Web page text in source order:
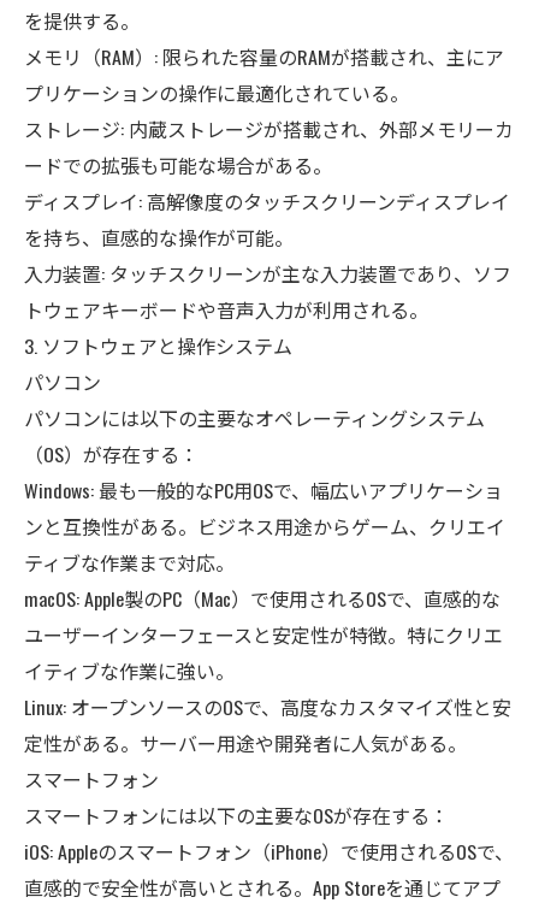
を提供する。
メモリ（RAM）: 限られた容量のRAMが搭載され、主にア
プリケーションの操作に最適化されている。
ストレージ: 内蔵ストレージが搭載され、外部メモリーカ
ードでの拡張も可能な場合がある。
ディスプレイ: 高解像度のタッチスクリーンディスプレイ
を持ち、直感的な操作が可能。
入力装置: タッチスクリーンが主な入力装置であり、ソフ
トウェアキーボードや音声入力が利用される。
3. ソフトウェアと操作システム
パソコン
パソコンには以下の主要なオペレーティングシステム
（OS）が存在する：
Windows: 最も一般的なPC用OSで、幅広いアプリケーショ
ンと互換性がある。ビジネス用途からゲーム、クリエイ
ティブな作業まで対応。
macOS: Apple製のPC（Mac）で使用されるOSで、直感的な
ユーザーインターフェースと安定性が特徴。特にクリエ
イティブな作業に強い。
Linux: オープンソースのOSで、高度なカスタマイズ性と安
定性がある。サーバー用途や開発者に人気がある。
スマートフォン
スマートフォンには以下の主要なOSが存在する：
iOS: Appleのスマートフォン（iPhone）で使用されるOSで、
直感的で安全性が高いとされる。App Storeを通じてアプ